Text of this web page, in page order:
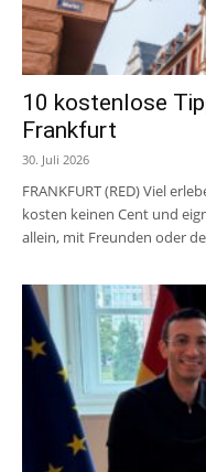
10 kostenlose
Frankfurt
30. Juli 2026
FRANKFURT (RED) Viel
kosten keinen Cent und
allein, mit Freunden oder